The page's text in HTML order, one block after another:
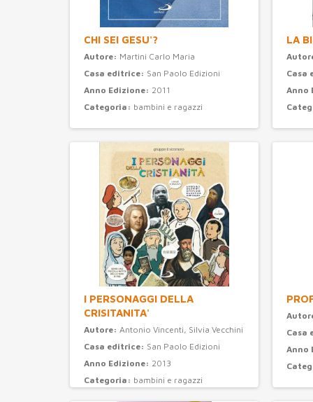
CHI SEI GESU'?
Autore: Martini Carlo Maria
Casa editrice: San Paolo Edizioni
Anno Edizione: 2011
Categoria: bambini e ragazzi
LA
Casa
Anno
I PERSONAGGI DELLA
CRISITANITA'
Autore: Antonio Vincenti, Silvia Vecchini
Casa editrice: San Paolo Edizioni
Anno Edizione: 2013
Categoria: bambini e ragazzi
Casa
Anno